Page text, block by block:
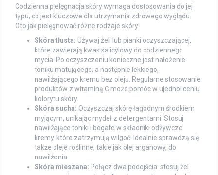
Codzienna pielęgnacja skóry wymaga dostosowania do jej
typu, co jest kluczowe dla utrzymania zdrowego wyglądu.
Oto jak pielęgnować różne rodzaje skóry:
Skóra tłusta: Używaj żeli lub pianki oczyszczającej,
które zawierają kwas salicylowy do codziennego
mycia. Po oczyszczeniu konieczne jest nałożenie
toniku matującego, a następnie lekkiego,
nawilżającego kremu bez oleju. Regularne stosowanie
produktów z witaminą C może pomóc w ujednoliceniu
kolorytu skóry.
Skóra sucha: Oczyszczaj skórę łagodnym środkiem
myjącym, unikając mydeł z detergentami. Stosuj
nawilżające toniki i bogate w składniki odżywcze
kremy, które zatrzymują wilgoć. Idealnie sprawdzą się
także oleje roślinne, takie jak olej arganowy, do
nawilżenia.
Skóra mieszana: Połącz dwa podejścia: stosuj żel